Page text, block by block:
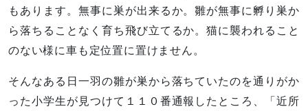
もあります。無事に巣が出来るか。雛が無事に孵り巣か
ら落ちることなく育ち飛び立てるか。猫に襲われること
のない様に車も定位置に置けません。
そんなある日一羽の雛が巣から落ちていたのを通りがか
った小学生が見つけて１１０番通報したところ、「近所